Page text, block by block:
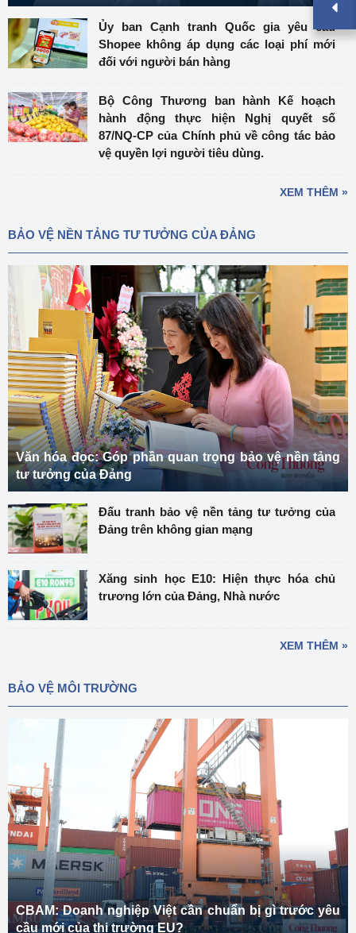
Ủy ban Cạnh tranh Quốc gia yêu cầu
Shopee không áp dụng các loại phí mới
đối với người bán hàng
Bộ Công Thương ban hành Kế hoạch
hành động thực hiện Nghị quyết số
87/NQ-CP của Chính phủ về công tác bảo
vệ quyền lợi người tiêu dùng.
XEM THÊM »
BẢO VỆ NỀN TẢNG TƯ TƯỞNG CỦA ĐẢNG
Văn hóa đọc: Góp phần quan trọng bảo vệ nền tảng
tư tưởng của Đảng
Đấu tranh bảo vệ nền tảng tư tưởng của
Đảng trên không gian mạng
Xăng sinh học E10: Hiện thực hóa chủ
trương lớn của Đảng, Nhà nước
XEM THÊM »
BẢO VỆ MÔI TRƯỜNG
CBAM: Doanh nghiệp Việt cần chuẩn bị gì trước yêu
cầu mới của thị trường EU?